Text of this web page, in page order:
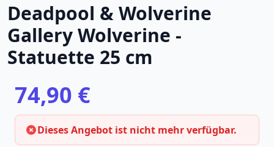
Deadpool & Wolverine
Gallery Wolverine -
Statuette 25 cm
74,90 €
Dieses Angebot ist nicht mehr verfügbar.